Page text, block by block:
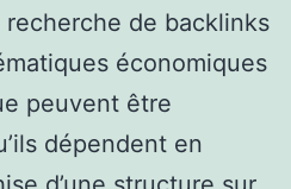
recherche de backlinks
économiques
peuvent être
dépendent en